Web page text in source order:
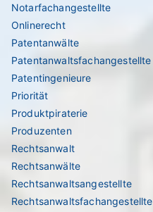
Notarfachangestellte
Onlinerecht
Patentanwälte
Patentanwaltsfachangestellte
Patentingenieure
Priorität
Produktpiraterie
Produzenten
Rechtsanwalt
Rechtsanwälte
Rechtsanwaltsangestellte
Rechtsanwaltsfachangestellte